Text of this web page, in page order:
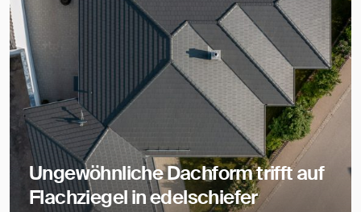
Ungewöhnliche Dachform trifft auf
Flachziegel in edelschiefer